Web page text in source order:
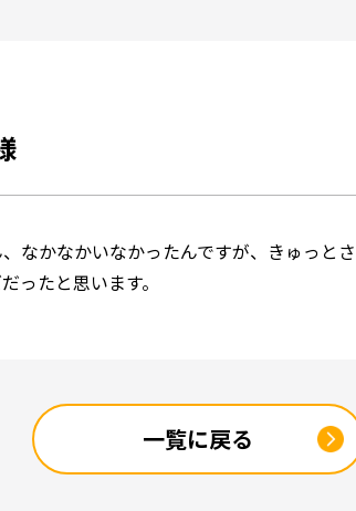
なかなかいなかったんですが、きゅっと
ったと思います。
一覧に戻る